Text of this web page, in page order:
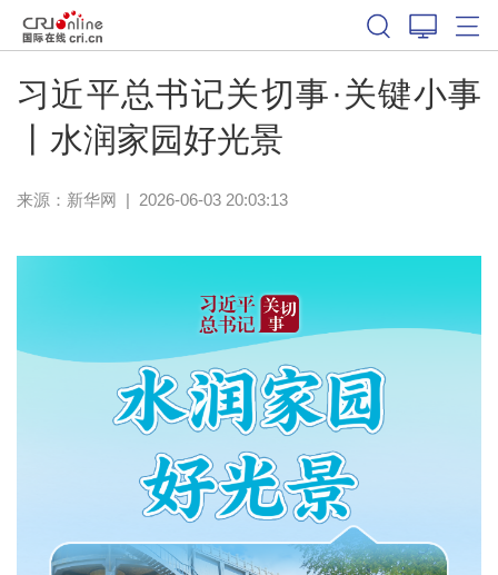
习近平总书记关切事·关键小事
丨水润家园好光景
来源： 新华网 | 2026-06-03 20:03:13